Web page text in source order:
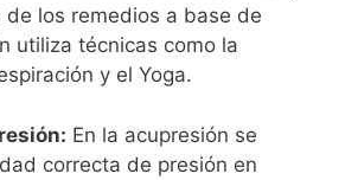
de los remedios a base de
utiliza técnicas como la
y el Yoga.
En la acupresión se
correcta de presión en